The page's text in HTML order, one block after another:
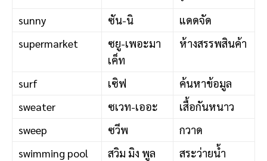
sunny
ซัน-นิ
แดดจัด
supermarket
ซยู-เพอะมา
เค็ท
ห้างสรรพสินค้า
surf เซิฟ
ค้นหาข้อมูล
sweater
ซเวท-เออะ
เสื้อกันหนาว
sweep
ซวีพ
กวาด
swimming pool
สวิม มิง พูล
สระว่ายน้ำ